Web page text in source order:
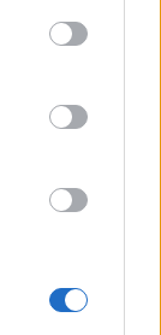
Точки за награди:
19.12.19